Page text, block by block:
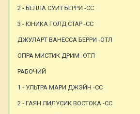
2 - БЕЛЛА СУИТ БЕРРИ -СС
3 - ЮНИКА ГОЛД СТАР -СС
ДЖУЛАРТ ВАНЕССА БЕРРИ -ОТЛ
ОПРА МИСТИК ДРИМ -ОТЛ
РАБОЧИЙ
1 - УЛЬТРА МАРИ ДЖЭЙН -СС
2 - ГАЯН ЛИЛУСИК ВОСТОКА -СС